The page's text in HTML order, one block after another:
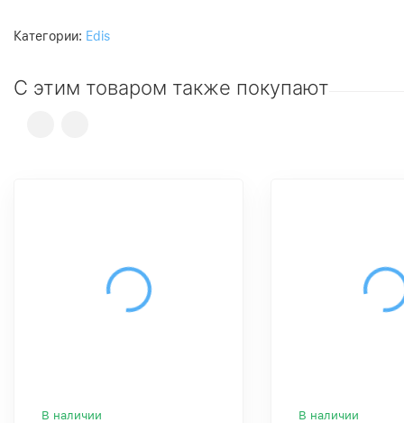
Категории: Edis
С этим товаром также покупают
В наличии В наличии